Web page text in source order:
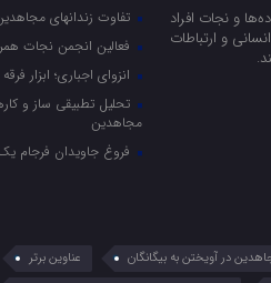
و نجات افراد
و ارتباطات
تفاوت زندانهای
فعالین انجمن نجات
انزوای اجباری؛ ابزار
تحلیل تطبیقی ساز و
مجاهدین
فروغ جاویدان فرجام
در آویختن به بیگانگان عناوین برتر